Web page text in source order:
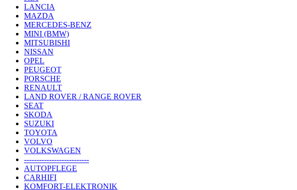
LANCIA
MAZDA
MERCEDES-BENZ
MINI (BMW)
MITSUBISHI
NISSAN
OPEL
PEUGEOT
PORSCHE
RENAULT
LAND ROVER / RANGE ROVER
SEAT
SKODA
SUZUKI
TOYOTA
VOLVO
VOLKSWAGEN
--------------------------
AUTOPFLEGE
CARHIFI
KOMFORT-ELEKTRONIK